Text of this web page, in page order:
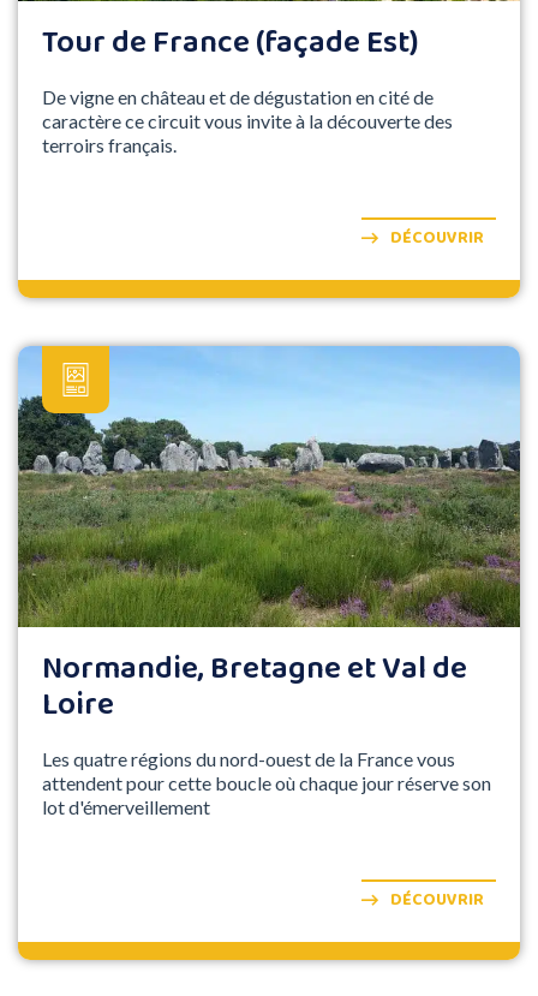
Tour de France (façade Est)
De vigne en château et de dégustation en cité de
caractère ce circuit vous invite à la découverte des
terroirs français.
DÉCOUVRIR
Normandie, Bretagne et Val de
Loire
Les quatre régions du nord-ouest de la France vous
attendent pour cette boucle où chaque jour réserve son
lot d'émerveillement
DÉCOUVRIR